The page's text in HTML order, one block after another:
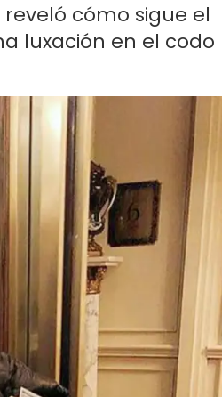
cómo sigue el
luxación en el codo